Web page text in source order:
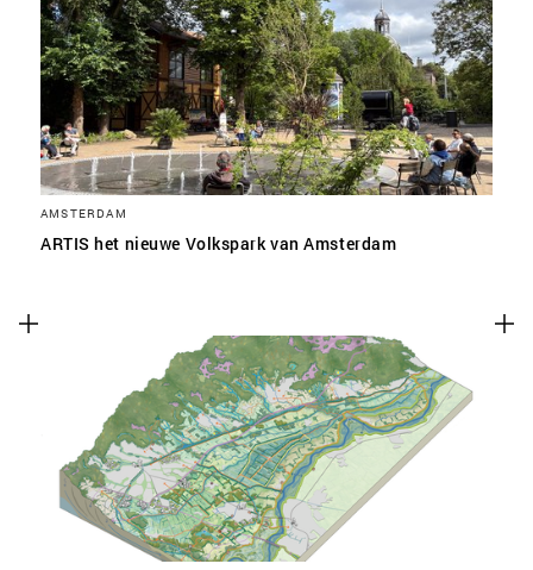
AMSTERDAM
ARTIS het nieuwe Volkspark van Amsterdam
SLA VOORKEUREN OP